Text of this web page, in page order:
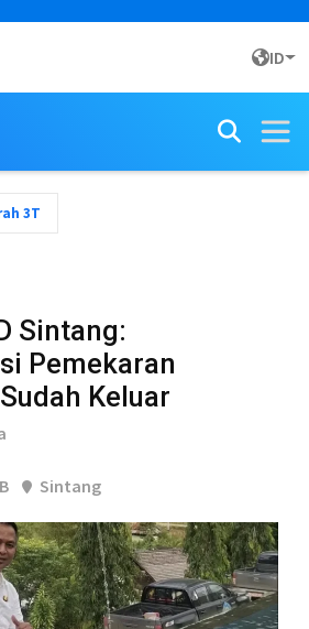
ID
3T
Sintang:
Pemekaran
Keluar
Sintang